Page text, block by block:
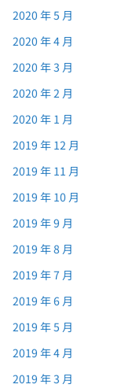
2020 年 5 月
2020 年 4 月
2020 年 3 月
2020 年 2 月
2020 年 1 月
2019 年 12 月
2019 年 11 月
2019 年 10 月
2019 年 9 月
2019 年 8 月
2019 年 7 月
2019 年 6 月
2019 年 5 月
2019 年 4 月
2019 年 3 月